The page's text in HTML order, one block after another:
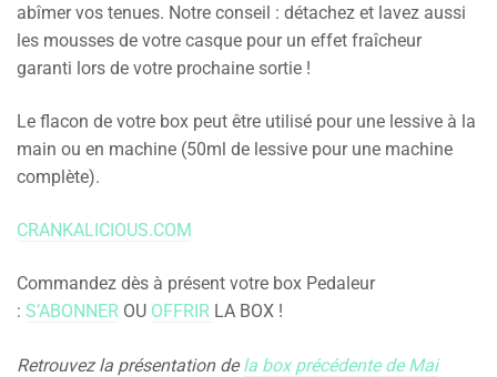
abîmer vos tenues. Notre conseil : détachez et lavez aussi
les mousses de votre casque pour un effet fraîcheur
garanti lors de votre prochaine sortie !
Le flacon de votre box peut être utilisé pour une lessive à la
main ou en machine (50ml de lessive pour une machine
complète).
CRANKALICIOUS.COM
Commandez dès à présent votre box Pedaleur
: S’ABONNER OU OFFRIR LA BOX !
Retrouvez la présentation dela box précédente de Mai